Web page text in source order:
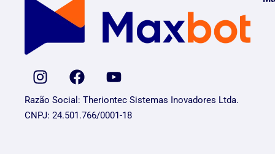
Razão Social: Theriontec Sistemas Inovadores Ltda.
CNPJ: 24.501.766/0001-18